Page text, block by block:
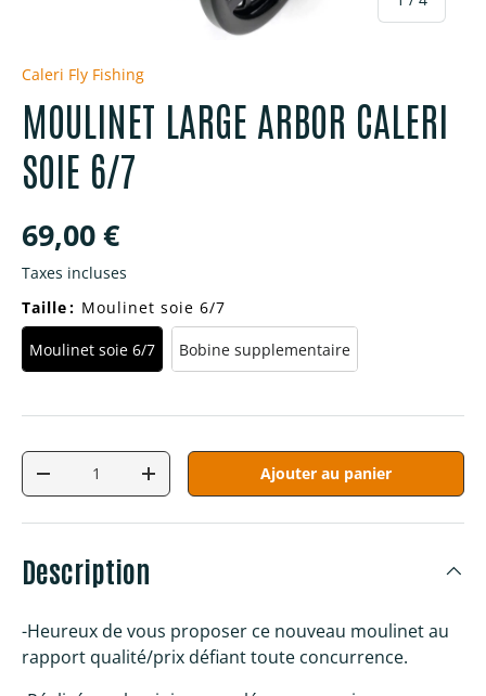
Caleri Fly Fishing
MOULINET LARGE ARBOR CALERI
SOIE 6/7
Prix habituel
69,00 €
Taxes incluses
Taille: Moulinet soie 6/7
Moulinet soie 6/7 Bobine supplementaire
Qté
Diminuer la quantitéAugmenter la quantitéAjouter au panier
Description
-Heureux de vous proposer ce nouveau moulinet au
rapport qualité/prix défiant toute concurrence.